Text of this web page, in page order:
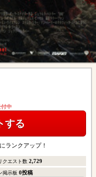
中
する
にランクアップ！
クエスト数2,729
掲示板0投稿